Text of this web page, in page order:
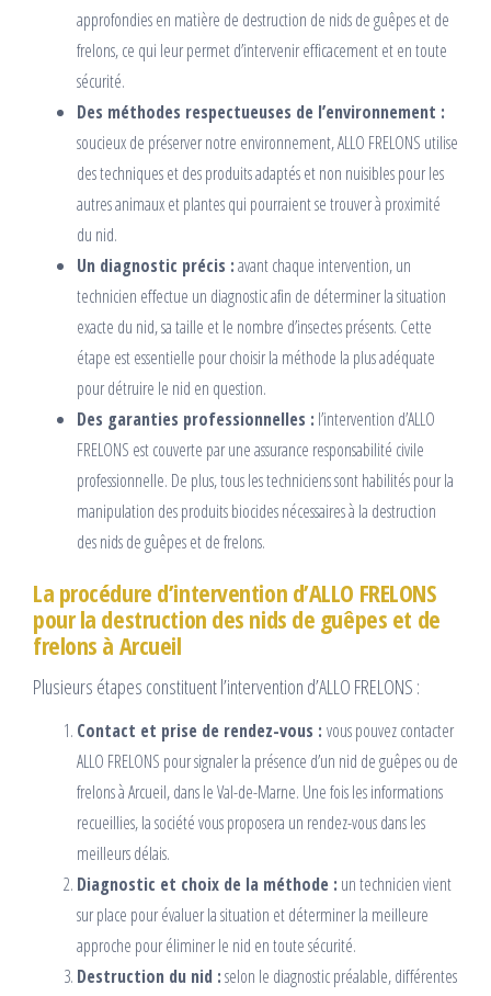
approfondies en matière de destruction de nids de guêpes et de
frelons, ce qui leur permet d’intervenir efficacement et en toute
sécurité.
Des méthodes respectueuses de l’environnement :
soucieux de préserver notre environnement, ALLO FRELONS utilise
des techniques et des produits adaptés et non nuisibles pour les
autres animaux et plantes qui pourraient se trouver à proximité
du nid.
Un diagnostic précis :avant chaque intervention, un
technicien effectue un diagnostic afin de déterminer la situation
exacte du nid, sa taille et le nombre d’insectes présents. Cette
étape est essentielle pour choisir la méthode la plus adéquate
pour détruire le nid en question.
Des garanties professionnelles : l’intervention d’ALLO
FRELONS est couverte par une assurance responsabilité civile
professionnelle. De plus, tous les techniciens sont habilités pour la
manipulation des produits biocides nécessaires à la destruction
des nids de guêpes et de frelons.
La procédure d’intervention d’ALLO FRELONS
pour la destruction des nids de guêpes et de
frelons à Arcueil
Plusieurs étapes constituent l’intervention d’ALLO FRELONS :
Contact et prise de rendez-vous : vous pouvez contacter
ALLO FRELONS pour signaler la présence d’un nid de guêpes ou de
frelons à Arcueil, dans le Val-de-Marne. Une fois les informations
recueillies, la société vous proposera un rendez-vous dans les
meilleurs délais.
Diagnostic et choix de la méthode : un technicien vient
sur place pour évaluer la situation et déterminer la meilleure
approche pour éliminer le nid en toute sécurité.
Destruction du nid :selon le diagnostic préalable, différentes